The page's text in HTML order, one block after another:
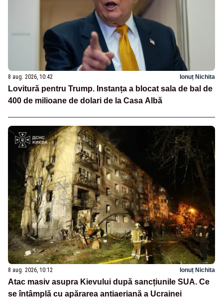
8 aug. 2026, 10:42 Ionuț Nichita
Lovitură pentru Trump. Instanța a blocat sala de bal de
400 de milioane de dolari de la Casa Albă
8 aug. 2026, 10:12 Ionuț Nichita
Atac masiv asupra Kievului după sancțiunile SUA. Ce
se întâmplă cu apărarea antiaeriană a Ucrainei